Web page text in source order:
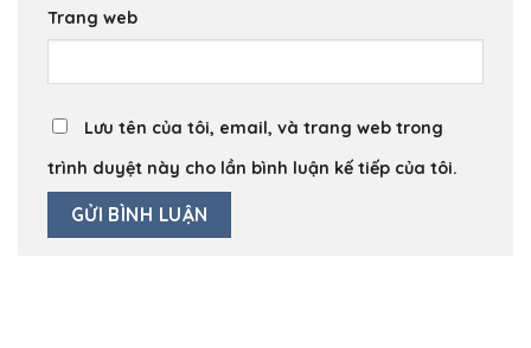
Trang web
Lưu tên của tôi, email, và trang web trong
trình duyệt này cho lần bình luận kế tiếp của tôi.